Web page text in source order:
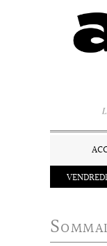
Panneau de